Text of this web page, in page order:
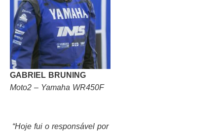
GABRIEL BRUNING
Moto2 – Yamaha WR450F
“Hoje fui o responsável por